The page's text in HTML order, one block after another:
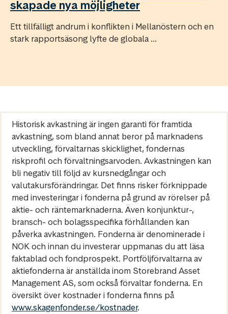
skapade nya möjligheter
Ett tillfälligt andrum i konflikten i Mellanöstern och en
stark rapportsäsong lyfte de globala ...
Historisk avkastning är ingen garanti för framtida
avkastning, som bland annat beror på marknadens
utveckling, förvaltarnas skicklighet, fondernas
riskprofil och förvaltningsarvoden. Avkastningen kan
bli negativ till följd av kursnedgångar och
valutakursförändringar. Det finns risker förknippade
med investeringar i fonderna på grund av rörelser på
aktie- och räntemarknaderna. Även konjunktur-,
bransch- och bolagsspecifika förhållanden kan
påverka avkastningen. Fonderna är denominerade i
NOK och innan du investerar uppmanas du att läsa
faktablad och fondprospekt. Portföljförvaltarna av
aktiefonderna är anställda inom Storebrand Asset
Management AS, som också förvaltar fonderna. En
översikt över kostnader i fonderna finns på
www.skagenfonder.se/kostnader.